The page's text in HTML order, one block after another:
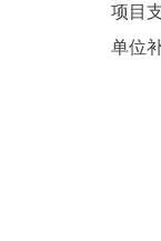
项目
单位